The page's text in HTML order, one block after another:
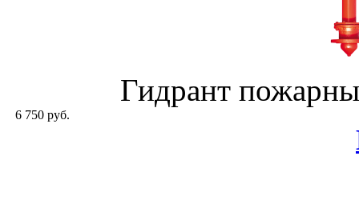
Гидрант
6 750 руб.